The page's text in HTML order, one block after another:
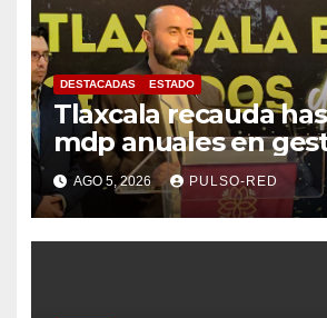
DESTACADAS ESTADO
Tlaxcala recauda
mdp anuales en
residuos: PAA
AGO 5, 2026 PULSO-RED